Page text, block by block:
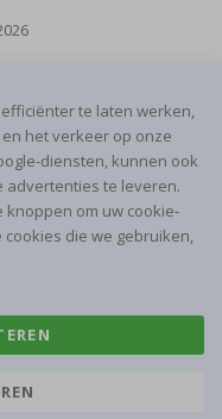
te laten werken,
het verkeer op onze
diensten, kunnen ook
advertenties te leveren.
om uw cookie-
die we gebruiken,